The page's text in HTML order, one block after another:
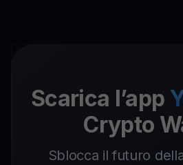
Scarica l’app
Crypto
Sblocca il futuro